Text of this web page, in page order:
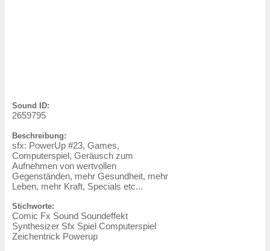
Sound ID:
2659795
Beschreibung:
sfx: PowerUp #23, Games,
Computerspiel, Geräusch zum
Aufnehmen von wertvollen
Gegenständen, mehr Gesundheit, mehr
Leben, mehr Kraft, Specials etc...
Stichworte:
Comic Fx Sound Soundeffekt
Synthesizer Sfx Spiel Computerspiel
Zeichentrick Powerup